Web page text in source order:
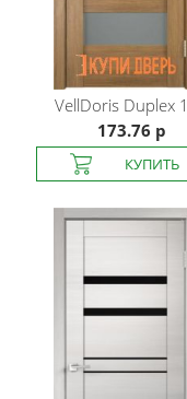
VellDorisDuplex
173.76 р